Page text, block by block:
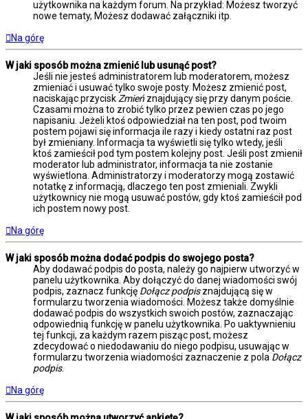
użytkownika na każdym forum. Na przykład: Możesz tworzyć
nowe tematy, Możesz dodawać załączniki itp.
Na górę
W jaki sposób można zmienić lub usunąć post?
Jeśli nie jesteś administratorem lub moderatorem, możesz
zmieniać i usuwać tylko swoje posty. Możesz zmienić post,
naciskając przyciskZmieńznajdujący się przy danym poście.
Czasami można to zrobić tylko przez pewien czas po jego
napisaniu. Jeżeli ktoś odpowiedział na ten post, pod twoim
postem pojawi się informacja ile razy i kiedy ostatni raz post
był zmieniany. Informacja ta wyświetli się tylko wtedy, jeśli
ktoś zamieścił pod tym postem kolejny post. Jeśli post zmienił
moderator lub administrator, informacja ta nie zostanie
wyświetlona. Administratorzy i moderatorzy mogą zostawić
notatkę z informacją, dlaczego ten post zmieniali. Zwykli
użytkownicy nie mogą usuwać postów, gdy ktoś zamieścił pod
ich postem nowy post.
Na górę
W jaki sposób można dodać podpis do swojego posta?
Aby dodawać podpis do posta, należy go najpierw utworzyć w
panelu użytkownika. Aby dołączyć do danej wiadomości swój
podpis, zaznacz funkcję Dołącz podpisznajdującą się w
formularzu tworzenia wiadomości. Możesz także domyślnie
dodawać podpis do wszystkich swoich postów, zaznaczając
odpowiednią funkcję w panelu użytkownika. Po uaktywnieniu
tej funkcji, za każdym razem pisząc post, możesz
zdecydować o niedodawaniu do niego podpisu, usuwając w
formularzu tworzenia wiadomości zaznaczenie z pola Dołącz
podpis.
Na górę